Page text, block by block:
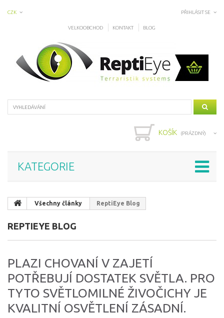
PŘIHLÁSIT SE
CZK
VELKOOBCHOD KONTAKT BLOG
KOŠÍK (PRÁZDNÝ)
KATEGORIE
Všechny články ReptiEye Blog
REPTIEYE BLOG
PLAZI CHOVANÍ V ZAJETÍ
POTŘEBUJÍ DOSTATEK SVĚTLA. PRO
TYTO SVĚTLOMILNÉ ŽIVOČICHY JE
KVALITNÍ OSVĚTLENÍ ZÁSADNÍ.